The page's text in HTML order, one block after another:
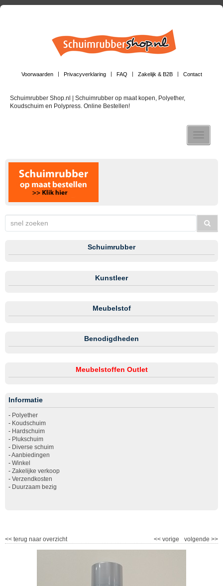
Voorwaarden Privacyverklaring FAQ Zakelijk & B2B Contact
Schuimrubber Shop.nl | Schuimrubber op maat kopen, Polyether,
Koudschuim en Polypress. Online Bestellen!
Toggle
Schuimrubber
Kunstleer
Meubelstof
Benodigdheden
Meubelstoffen Outlet
Informatie
- Polyether
- Koudschuim
- Hardschuim
- Plukschuim
- Diverse schuim
-Aanbiedingen
- Winkel
- Zakelijke verkoop
- Verzendkosten
- Duurzaam bezig
<< terug naar overzicht volgende >>
<< vorige